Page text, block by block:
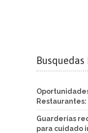
Busquedas
Restaurantes:
Guarderías
para cuidado